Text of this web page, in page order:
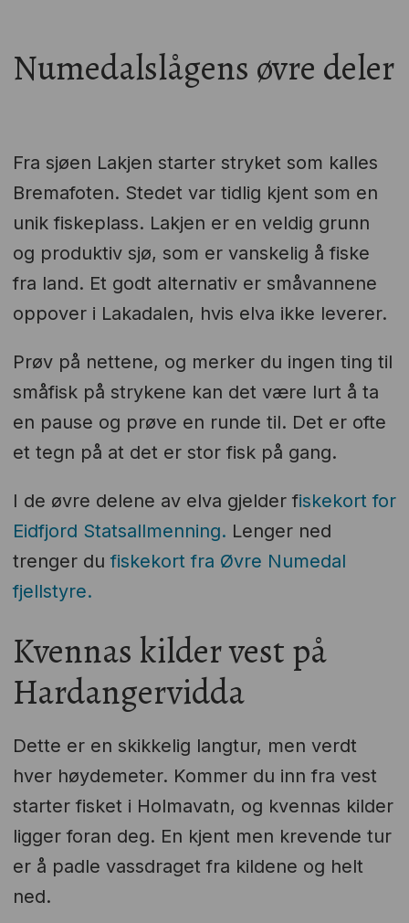
Numedalslågens øvre deler
Fra sjøen Lakjen starter stryket som kalles
Bremafoten. Stedet var tidlig kjent som en
unik fiskeplass. Lakjen er en veldig grunn
og produktiv sjø, som er vanskelig å fiske
fra land. Et godt alternativ er småvannene
oppover i Lakadalen, hvis elva ikke leverer.
Prøv på nettene, og merker du ingen ting til
småfisk på strykene kan det være lurt å ta
en pause og prøve en runde til. Det er ofte
et tegn på at det er stor fisk på gang.
I de øvre delene av elva gjelder fiskekort for
Eidfjord Statsallmenning. Lenger ned
trenger dufiskekort fra Øvre Numedal
fjellstyre.
Kvennas kilder vest på
Hardangervidda
Dette er en skikkelig langtur, men verdt
hver høydemeter. Kommer du inn fra vest
starter fisket i Holmavatn, og kvennas kilder
ligger foran deg. En kjent men krevende tur
er å padle vassdraget fra kildene og helt
ned.